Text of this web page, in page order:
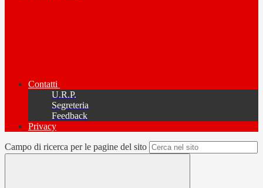
Contatti
U.R.P.
Segreteria
Feedback
Privacy
Campo di ricerca per le pagine del sito